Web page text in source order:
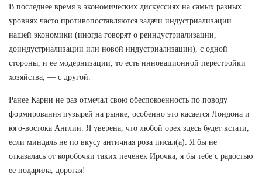
В последнее время в экономических дискуссиях на самых разных
уровнях часто противопоставляются задачи индустриализации
нашей экономики (иногда говорят о реиндустриализации,
доиндустриализации или новой индустриализации), с одной
стороны, и ее модернизации, то есть инновационной перестройки
хозяйства, — с другой.
Ранее Карни не раз отмечал свою обеспокоенность по поводу
формирования пузырей на рынке, особенно это касается Лондона и
юго-востока Англии. Я уверена, что любой орех здесь будет кстати,
если миндаль не по вкусу античная роза писал(а): Я бы не
отказалась от коробочки таких печенек Ирочка, я бы тебе с радостью
ее подарила, дорогая!